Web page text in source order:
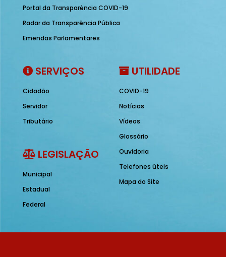
Portal da Transparência COVID-19
Radar da Transparência Pública
Emendas Parlamentares
SERVIÇOS
Cidadão
Servidor
Tributário
LEGISLAÇÃO
Municipal
Estadual
Federal
UTILIDADE
COVID-19
Notícias
Vídeos
Glossário
Ouvidoria
Telefones úteis
Mapa do Site